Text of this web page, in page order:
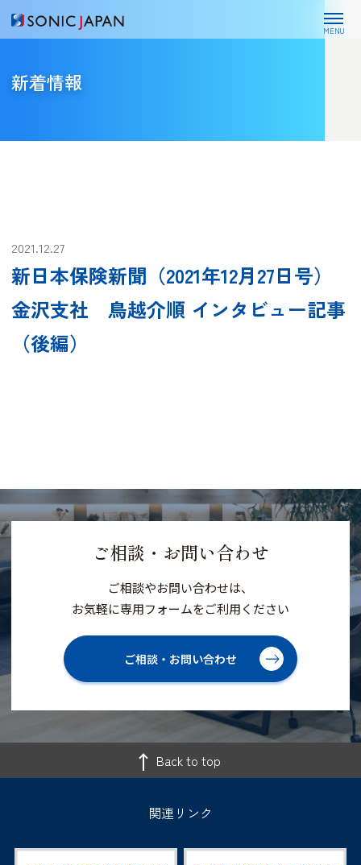
MENU
新着情報
2021.12.27
新日本保険新聞（2021年12月27日号）
金沢支社 鳥越介順 インタビュー記事
（後編）
ご相談・お問い合わせ
ご相談やお問い合わせは、
お気軽に専用フォームをご利用ください
ご相談・お問い合わせ
Back to top
関連リンク